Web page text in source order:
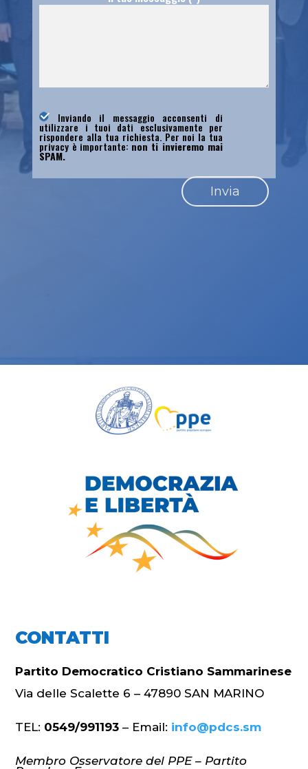
Inviando il messaggio acconsenti di
utilizzare i tuoi dati esclusivamente per
rispondere alla tua richiesta. Per noi la tua
privacy è importante: non ti invieremo mai
SPAM.
CONTATTI
Partito Democratico Cristiano Sammarinese
Via delle Scalette 6 – 47890 SAN MARINO
TEL: 0549/991193 – Email: info@pdcs.sm
Membro Osservatore del PPE – Partito